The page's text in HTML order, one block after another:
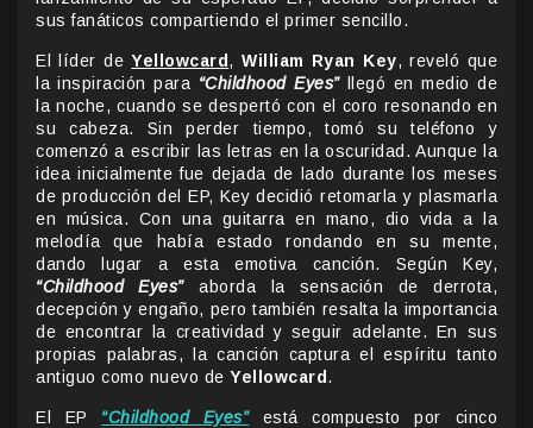
sus fanáticos compartiendo el primer sencillo.
El líder deYellowcard , William Ryan Key, reveló que
la inspiración para “Childhood Eyes”llegó en medio de
la noche, cuando se despertó con el coro resonando en
su cabeza. Sin perder tiempo, tomó su teléfono y
comenzó a escribir las letras en la oscuridad. Aunque la
idea inicialmente fue dejada de lado durante los meses
de producción del EP, Key decidió retomarla y plasmarla
en música. Con una guitarra en mano, dio vida a la
melodía que había estado rondando en su mente,
dando lugar a esta emotiva canción. Según Key,
“Childhood Eyes”aborda la sensación de derrota,
decepción y engaño, pero también resalta la importancia
de encontrar la creatividad y seguir adelante. En sus
propias palabras, la canción captura el espíritu tanto
antiguo como nuevo de Yellowcard .
El EP “Childhood Eyes”está compuesto por cinco